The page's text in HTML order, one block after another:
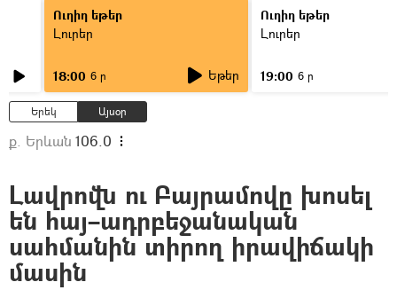
Ուղիղ եթեր
Լուրեր
18:00 6 ր Եթեր
Ուղիղ եթեր
Լուրեր
19:00 6 ր
Երեկ Այսօր
ք. Երևան 106.0
Լավրովն ու Բայրամովը խոսել
են հայ–ադրբեջանական
սահմանին տիրող իրավիճակի
մասին